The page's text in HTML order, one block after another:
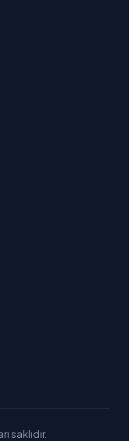
saklıdır.